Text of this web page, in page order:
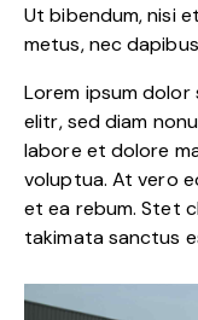
Ut bibendum, nisi
metus, nec
Lorem ipsum
elitr, sed diam
labore et dolore
voluptua. At vero
et ea rebum. Stet
takimata sanctus